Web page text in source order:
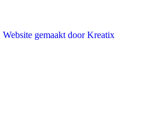
Website gemaakt door Kreatix